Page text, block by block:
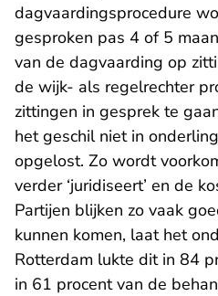
dagvaardingsprocedure
gesproken pas 4 of 5
van de dagvaarding op
de wijk- als regelrechter
zittingen in gesprek te
het geschil niet in
opgelost. Zo wordt
verder ‘juridiseert’ en de
Partijen blijken zo vaak
kunnen komen, laat het
Rotterdam lukte dit in 84
in 61 procent van de